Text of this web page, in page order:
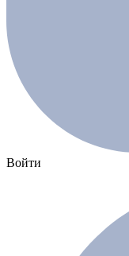
Войти